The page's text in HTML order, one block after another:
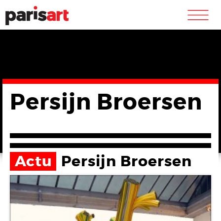
m
Persijn Broersen
Actu Persijn Broersen